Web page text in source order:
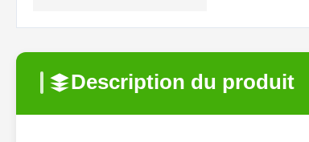
Description du produit